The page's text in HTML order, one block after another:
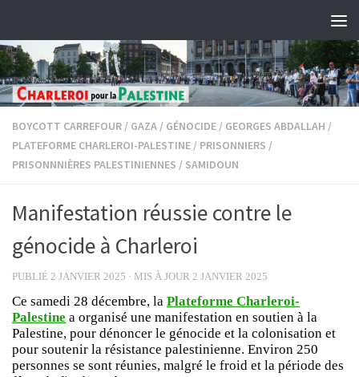
BOYCOTT CARREFOUR / GAZA / GÉNOCIDE / GEORGES ABDALLAH /
PLATEFORME CHARLEROI-PALESTINE / PRISONNIERS /
PRISONNNIÈRES PALESTINIENNES / SAMIDOUN
Manifestation réussie contre le
génocide à Charleroi
PUBLIÉ 2 JANVIER 2025 · MIS À JOUR 2 JANVIER 2025
Ce samedi 28 décembre, la Plateforme Charleroi-
Palestine a organisé une manifestation en soutien à la
Palestine, pour dénoncer le génocide et la colonisation et
pour soutenir la résistance palestinienne. Environ 250
personnes se sont réunies, malgré le froid et la période des